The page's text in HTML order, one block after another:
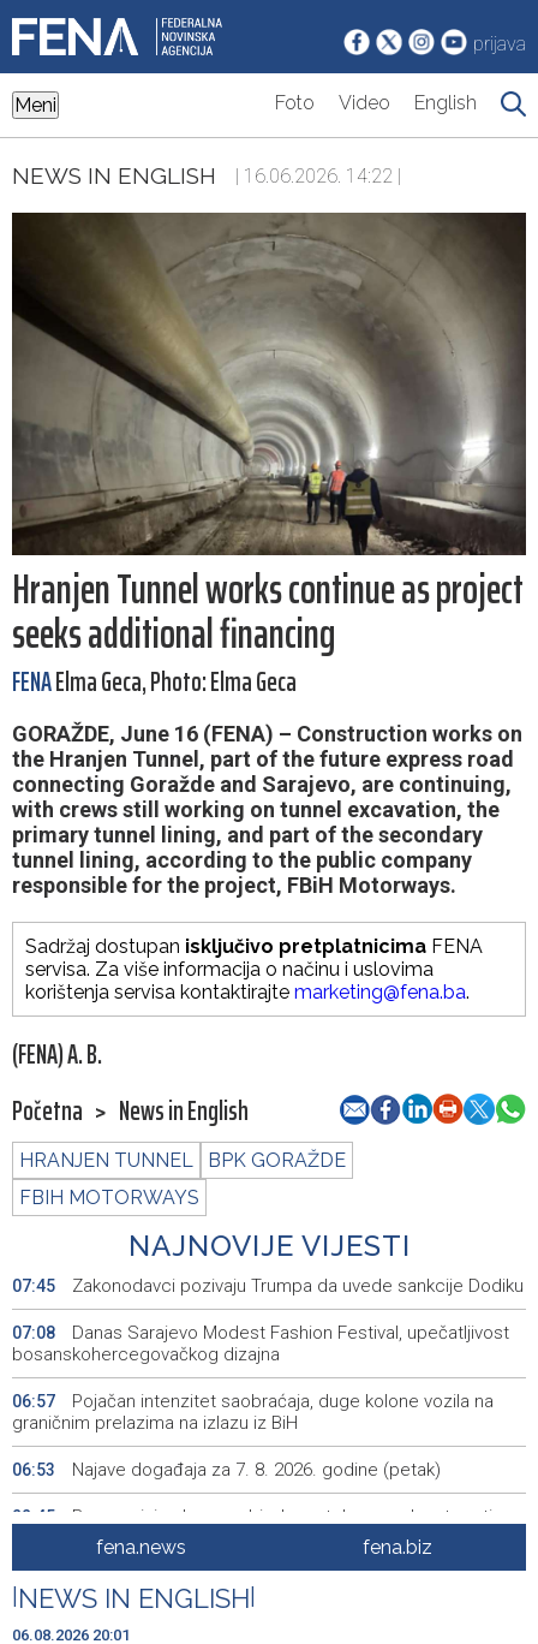
prijava
Meni Foto Video English
NEWS IN ENGLISH | 16.06.2026. 14:22 |
Hranjen Tunnel works continue as project
seeks additional financing
FENAElma Geca, Photo: Elma Geca
GORAŽDE, June 16 (FENA) – Construction works on
the Hranjen Tunnel, part of the future express road
connecting Goražde and Sarajevo, are continuing,
with crews still working on tunnel excavation, the
primary tunnel lining, and part of the secondary
tunnel lining, according to the public company
responsible for the project, FBiH Motorways.
Sadržaj dostupan isključivo pretplatnicima FENA
servisa. Za više informacija o načinu i uslovima
korištenja servisa kontaktirajte marketing@fena.ba.
(FENA) A. B.
Početna > News in English
HRANJEN TUNNEL
BPK GORAŽDE
FBIH MOTORWAYS
NAJNOVIJE VIJESTI
07:45 Zakonodavci pozivaju Trumpa da uvede sankcije Dodiku
07:08
Danas Sarajevo Modest Fashion Festival, upečatljivost
bosanskohercegovačkog dizajna
06:57
Pojačan intenzitet saobraćaja, duge kolone vozila na
graničnim prelazima na izlazu iz BiH
06:53 Najave događaja za 7. 8. 2026. godine (petak)
22:45
Borac minimalnom pobjedom stekao prednost protiv
21:54
Bacačice kugle Bešlija i Baručija bez plasmana u finale
juniorskog SP-a
fena.news fena.biz
NEWS IN ENGLISH
06.08.2026 20:01